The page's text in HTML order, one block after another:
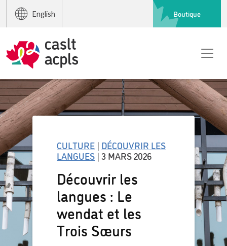
English Boutique
CULTURE | DÉCOUVRIR LES
LANGUES | 3 MARS 2026
Découvrir les
langues : Le
wendat et les
Trois Sœurs